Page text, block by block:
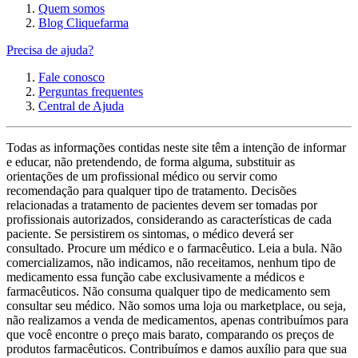
Quem somos
Blog Cliquefarma
Precisa de ajuda?
Fale conosco
Perguntas frequentes
Central de Ajuda
Todas as informações contidas neste site têm a intenção de informar
e educar, não pretendendo, de forma alguma, substituir as
orientações de um profissional médico ou servir como
recomendação para qualquer tipo de tratamento. Decisões
relacionadas a tratamento de pacientes devem ser tomadas por
profissionais autorizados, considerando as características de cada
paciente. Se persistirem os sintomas, o médico deverá ser
consultado. Procure um médico e o farmacêutico. Leia a bula. Não
comercializamos, não indicamos, não receitamos, nenhum tipo de
medicamento essa função cabe exclusivamente a médicos e
farmacêuticos. Não consuma qualquer tipo de medicamento sem
consultar seu médico. Não somos uma loja ou marketplace, ou seja,
não realizamos a venda de medicamentos, apenas contribuímos para
que você encontre o preço mais barato, comparando os preços de
produtos farmacêuticos. Contribuímos e damos auxílio para que sua